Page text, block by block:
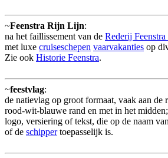
~Feenstra Rijn Lijn:
na het faillissement van de Rederij
met luxe cruiseschepen vaarvakanties op
Zie ook Historie Feenstra.
~feestvlag:
de natievlag op groot formaat, vaak aan de
rood-wit-blauwe rand en met in het
logo, versiering of tekst, die op de naam
of de schippertoepasselijk is.